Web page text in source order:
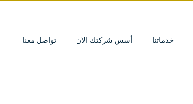
خدماتنا أسس شركتك الان تواصل معنا